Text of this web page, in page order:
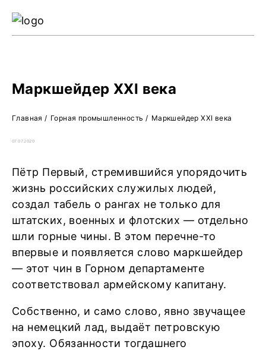
Маркшейдер XXI века
Главная / Горная промышленность / Маркшейдер XXI века
07.07.2020
Пётр Первый, стремившийся упорядочить
жизнь российских служилых людей,
создал табель о рангах не только для
штатских, военных и флотских — отдельно
шли горные чины. В этом перечне-то
впервые и появляется слово маркшейдер
— этот чин в Горном департаменте
соответствовал армейскому капитану.
Собственно, и само слово, явно звучащее
на немецкий лад, выдаёт петровскую
эпоху. Обязанности тогдашнего